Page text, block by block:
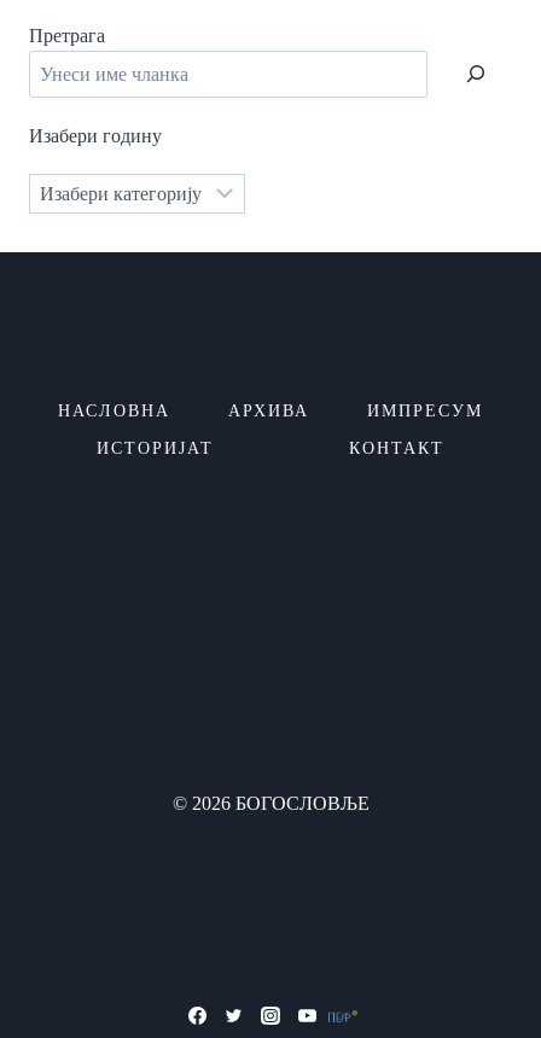
Претрага
Изабери годину
Категорије
НАСЛОВНА АРХИВА ИМПРЕСУМ
ИСТОРИЈАТ КОНТАКТ
© 2026 БОГОСЛОВЉЕ